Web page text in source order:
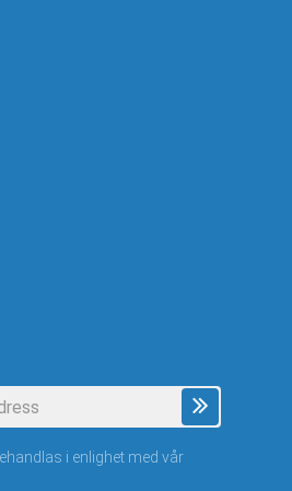
i enlighet med vår